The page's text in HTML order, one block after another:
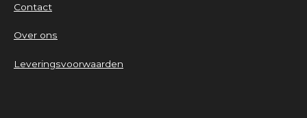
Contact
Over ons
Leveringsvoorwaarden